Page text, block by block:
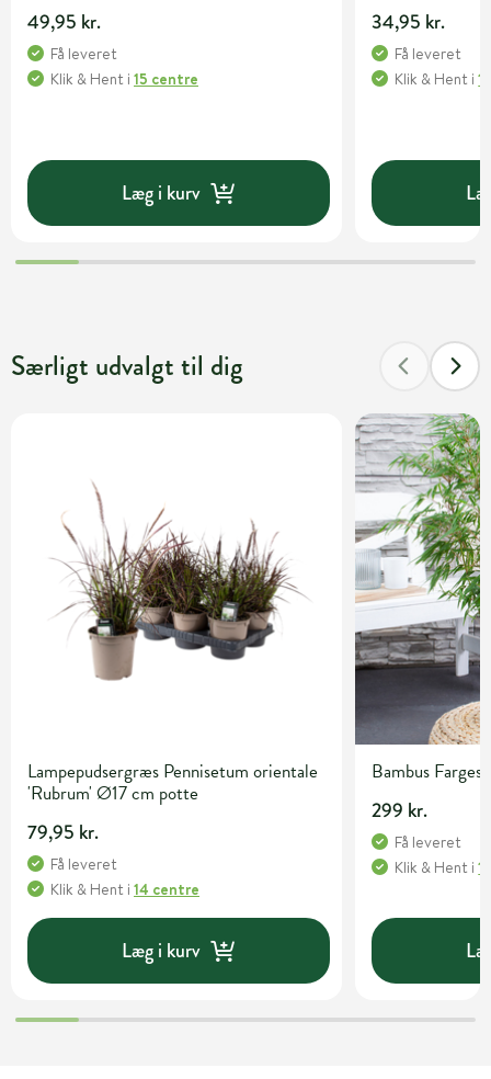
49,95 kr.
Få leveret
Klik & Hent i 15 centre
Læg i kurv
34,95 kr.
Få leveret
Klik & Hent i
Særligt udvalgt til dig
Lampepudsergræs Pennisetum orientale
'Rubrum' Ø17 cm potte
79,95 kr.
Få leveret
Klik & Hent i 14 centre
Læg i kurv
Bambus
299 kr.
Få leveret
Klik & Hent i